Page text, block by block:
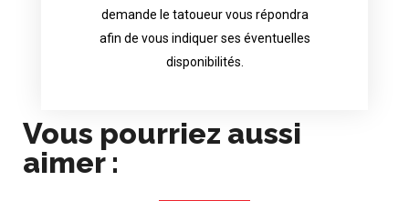
demande le tatoueur vous répondra
afin de vous indiquer ses éventuelles
disponibilités.
Contact directly the artist of your
choice because most are in great
Vous pourriez aussi
aimer :